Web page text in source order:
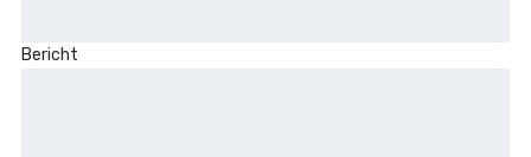
Bericht